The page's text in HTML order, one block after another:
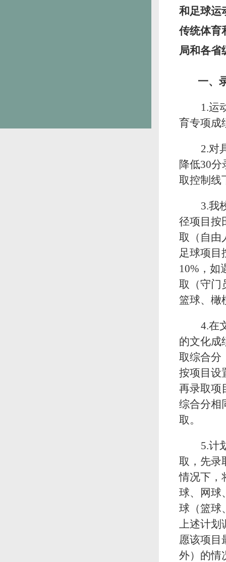
和足球运
传统体育
局和各省
一、
1.运
育专项成
2.对
降低30
取控制线
3.我
径项目按
取
（自
足球项目
10%，如
取
（守
篮球、 橄
4.在
的文化成
取综合分
按项目设
再录取项
综合分相
取。
5.计
取，先录
情况下，
球、网球
球（篮球
上述计
愿该项目
外）的情